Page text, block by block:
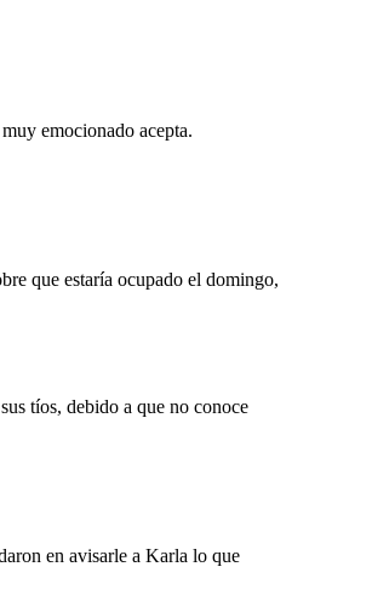
emocionado acepta.
que estaría ocupado el domingo,
tíos, debido a que no conoce
en avisarle a Karla lo que